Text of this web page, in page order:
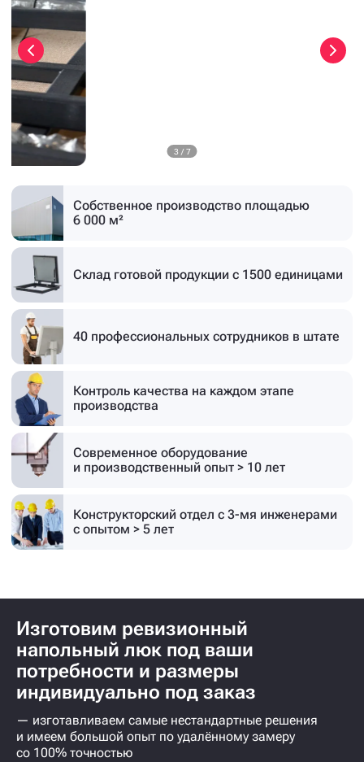
3 / 7
Собственное производство площадью
6 000 м²
Склад готовой продукции с 1500 единицами
40 профессиональных сотрудников в штате
Контроль качества на каждом этапе
производства
Современное оборудование
и производственный опыт > 10 лет
Конструкторский отдел с 3-мя инженерами
с опытом > 5 лет
Изготовим ревизионный
напольный люк под ваши
потребности и размеры
индивидуально под заказ
— изготавливаем самые нестандартные решения
и имеем большой опыт по удалённому замеру
со 100% точностью